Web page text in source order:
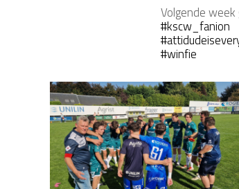
Volgende week
#kscw_fanion
#winfie